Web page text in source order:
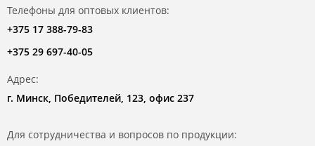
Телефоны для оптовых клиентов:
+375 17 388-79-83
+375 29 697-40-05
Адрес:
г. Минск, Победителей, 123, офис 237
Для сотрудничества и вопросов по продукции: